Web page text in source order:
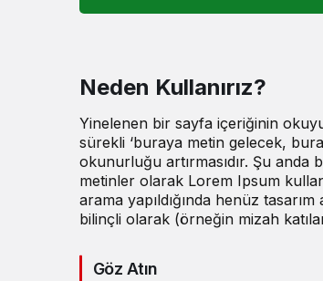
Neden Kullanırız?
Yinelenen bir sayfa içeriğinin
sürekli ‘buraya metin gelecek,
okunurluğu artırmasıdır. Şu anda
metinler olarak Lorem Ipsum
arama yapıldığında henüz
bilinçli olarak (örneğin mizah
Göz Atın